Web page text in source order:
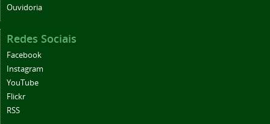
Ouvidoria
Redes Sociais
Facebook
Instagram
YouTube
Flickr
RSS